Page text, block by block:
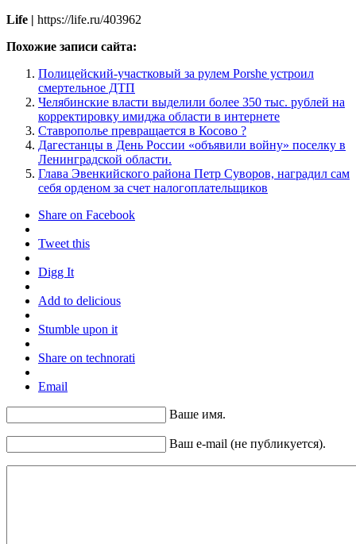
Life | https://life.ru/403962
Похожие записи сайта:
Полицейский-участковый за рулем Porshe устроил
смертельное ДТП
Челябинские власти выделили более 350 тыс. рублей на
корректировку имиджа области в интернете
Ставрополье превращается в Косово ?
Дагестанцы в День России «объявили войну» поселку в
Ленинградской области.
Глава Эвенкийского района Петр Суворов, наградил сам
себя орденом за счет налогоплательщиков
Share on Facebook
Tweet this
Digg It
Add to delicious
Stumble upon it
Share on technorati
Email
Ваше имя.
Ваш e-mail (не публикуется).